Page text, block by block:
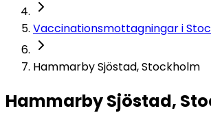
Vaccinationsmottagningar i
Hammarby Sjöstad, Stockholm
Hammarby Sjöstad,